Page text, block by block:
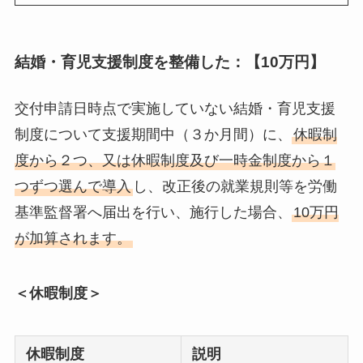
結婚・育児支援制度を整備した：【10万円】
交付申請日時点で実施していない結婚・育児支援
制度について支援期間中（３か月間）に、 休暇制
度から２つ、又は休暇制度及び一時金制度から１
つずつ選んで導入し、改正後の就業規則等を労働
基準監督署へ届出を行い、施行した場合、 10万円
が加算されます。
＜休暇制度＞
休暇制度 説明